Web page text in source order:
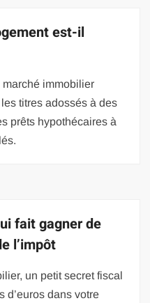
est-il
immobilier
titres adossés à des
prêts hypothécaires à
fait gagner de
l’impôt
un petit secret fiscal
d’euros dans votre